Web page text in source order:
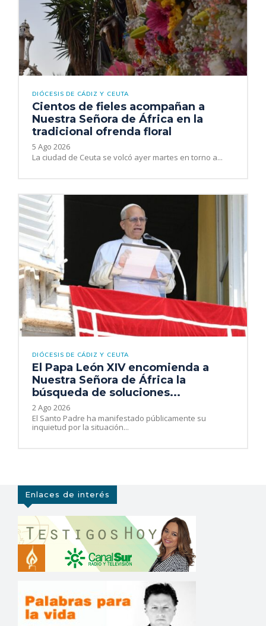
DIÓCESIS DE CÁDIZ Y CEUTA
Cientos de fieles acompañan a
Nuestra Señora de África en la
tradicional ofrenda floral
5 Ago 2026
La ciudad de Ceuta se volcó ayer martes en torno a...
DIÓCESIS DE CÁDIZ Y CEUTA
El Papa León XIV encomienda a
Nuestra Señora de África la
búsqueda de soluciones...
2 Ago 2026
El Santo Padre ha manifestado públicamente su
inquietud por la situación...
Enlaces de interés